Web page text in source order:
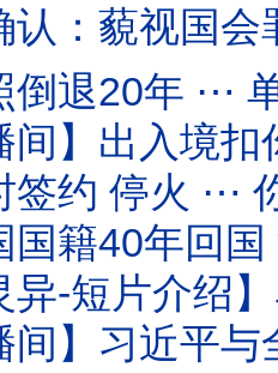
国会罪成立！】参议院
单位介绍信！】人-税双杀瞬
入境扣你6个月至3年
停火 ⋯ 你信吗？】油
回国 深圳出境 被海关审查
马斯克的特异功能：灵魂与肉身
与全军将领-死对头！军中无龙